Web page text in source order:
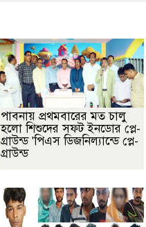
পাবনায় প্রথমবারের মত চালু
হলো শিশুদের সফট ইনডোর প্লে-
গ্রাউন্ড 'পিএস ডিজনিল্যান্ডে প্লে-
গ্রাউন্ড